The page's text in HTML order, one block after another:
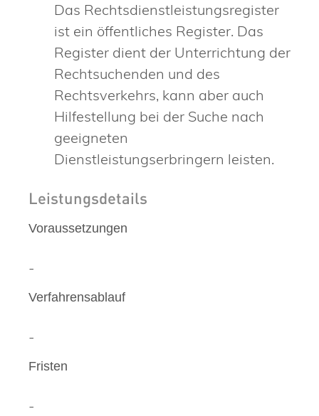
Das Rechtsdienstleistungsregister
ist ein öffentliches Register. Das
Register dient der Unterrichtung der
Rechtsuchenden und des
Rechtsverkehrs, kann aber auch
Hilfestellung bei der Suche nach
geeigneten
Dienstleistungserbringern leisten.
Leistungsdetails
Voraussetzungen
-
Verfahrensablauf
-
Fristen
-